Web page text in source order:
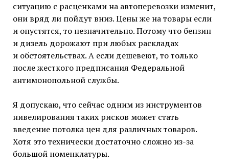
ситуацию с расценками на автоперевозки изменит,
они вряд ли пойдут вниз. Цены же на товары если
и опустятся, то незначительно. Потому что бензин
и дизель дорожают при любых раскладах
и обстоятельствах. А если дешевеют, то только
после жесткого предписания Федеральной
антимонопольной службы.
Я допускаю, что сейчас одним из инструментов
нивелирования таких рисков может стать
введение потолка цен для различных товаров.
Хотя это технически достаточно сложно из-за
большой номенклатуры.